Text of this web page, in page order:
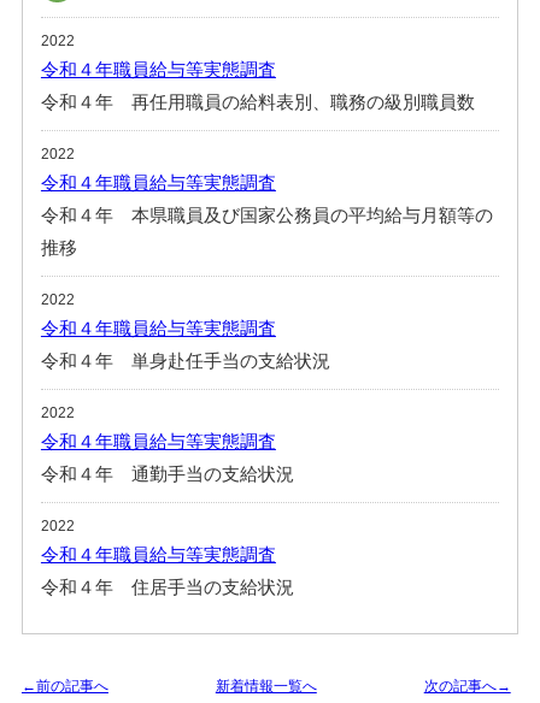
2022
令和４年職員給与等実態調査
令和４年 再任用職員の給料表別、職務の級別職員数
2022
令和４年職員給与等実態調査
令和４年 本県職員及び国家公務員の平均給与月額等の
推移
2022
令和４年職員給与等実態調査
令和４年 単身赴任手当の支給状況
2022
令和４年職員給与等実態調査
令和４年 通勤手当の支給状況
2022
令和４年職員給与等実態調査
令和４年 住居手当の支給状況
←前の記事へ 新着情報一覧へ 次の記事へ→